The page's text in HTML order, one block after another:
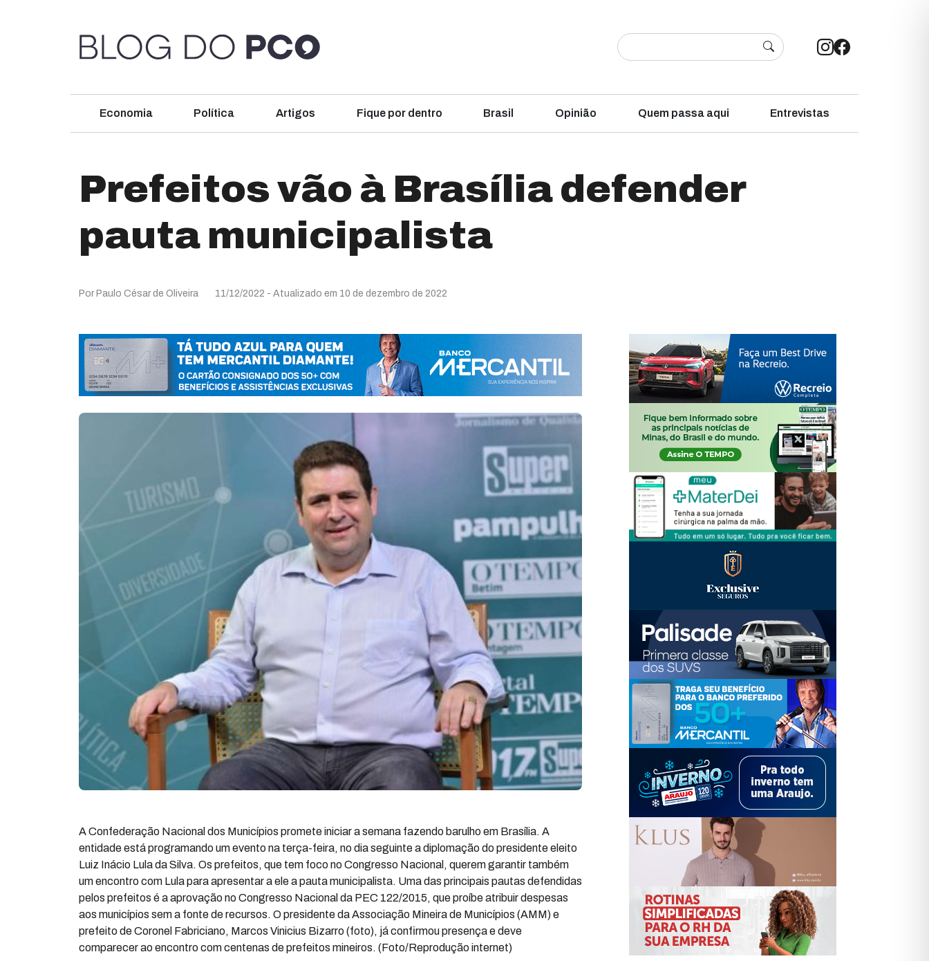
Economia Política Artigos Fique por dentro Brasil Opinião Quem passa aqui Entrevistas
Prefeitos vão à Brasília defender
pauta municipalista
Por Paulo César de Oliveira 11/12/2022 - Atualizado em 10 de dezembro de 2022
A Confederação Nacional dos Municípios promete iniciar a semana fazendo barulho em Brasília. A
entidade está programando um evento na terça-feira, no dia seguinte a diplomação do presidente eleito
Luiz Inácio Lula da Silva. Os prefeitos, que tem foco no Congresso Nacional, querem garantir também
um encontro com Lula para apresentar a ele a pauta municipalista. Uma das principais pautas defendidas
pelos prefeitos é a aprovação no Congresso Nacional da PEC 122/2015, que proíbe atribuir despesas
aos municípios sem a fonte de recursos. O presidente da Associação Mineira de Municípios (AMM) e
prefeito de Coronel Fabriciano, Marcos Vinicius Bizarro (foto), já confirmou presença e deve
comparecer ao encontro com centenas de prefeitos mineiros. (Foto/Reprodução internet)